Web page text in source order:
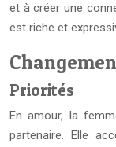
et à créer une
est riche et
Priorités
En amour, la
partenaire. Elle